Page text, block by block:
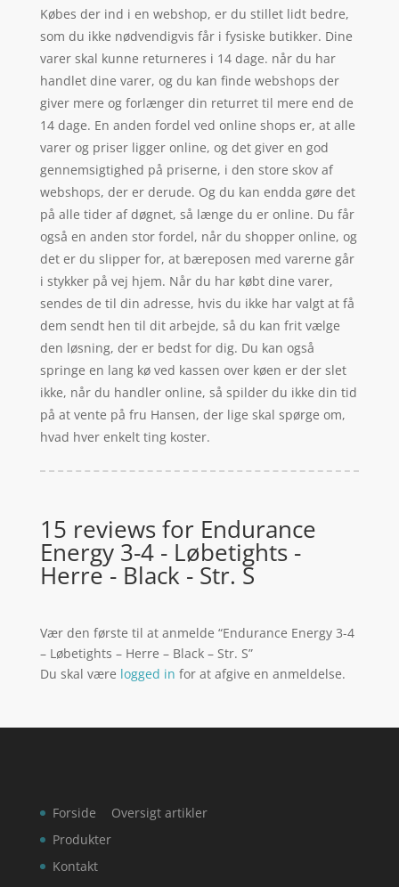
Købes der ind i en webshop, er du stillet lidt bedre,
som du ikke nødvendigvis får i fysiske butikker. Dine
varer skal kunne returneres i 14 dage. når du har
handlet dine varer, og du kan finde webshops der
giver mere og forlænger din returret til mere end de
14 dage. En anden fordel ved online shops er, at alle
varer og priser ligger online, og det giver en god
gennemsigtighed på priserne, i den store skov af
webshops, der er derude. Og du kan endda gøre det
på alle tider af døgnet, så længe du er online. Du får
også en anden stor fordel, når du shopper online, og
det er du slipper for, at bæreposen med varerne går
i stykker på vej hjem. Når du har købt dine varer,
sendes de til din adresse, hvis du ikke har valgt at få
dem sendt hen til dit arbejde, så du kan frit vælge
den løsning, der er bedst for dig. Du kan også
springe en lang kø ved kassen over køen er der slet
ikke, når du handler online, så spilder du ikke din tid
på at vente på fru Hansen, der lige skal spørge om,
hvad hver enkelt ting koster.
15 reviews for Endurance
Energy 3-4 - Løbetights -
Herre - Black - Str. S
Vær den første til at anmelde “Endurance Energy 3-4
– Løbetights – Herre – Black – Str. S”
Du skal være logged in for at afgive en anmeldelse.
Forside
Produkter
Kontakt
Oversigt artikler